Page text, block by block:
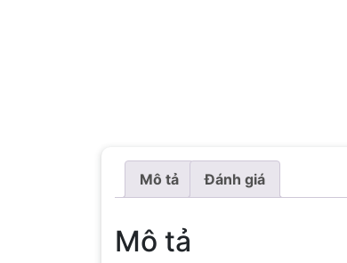
Mô tả Đánh giá
Mô tả